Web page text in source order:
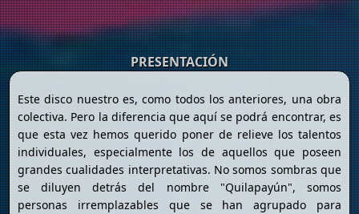
PRESENTACIÓN
Este disco nuestro es, como todos los anteriores, una obra
colectiva. Pero la diferencia que aquí se podrá encontrar, es
que esta vez hemos querido poner de relieve los talentos
individuales, especialmente los de aquellos que poseen
grandes cualidades interpretativas. No somos sombras que
se diluyen detrás del nombre "Quilapayún", somos
personas irremplazables que se han agrupado para